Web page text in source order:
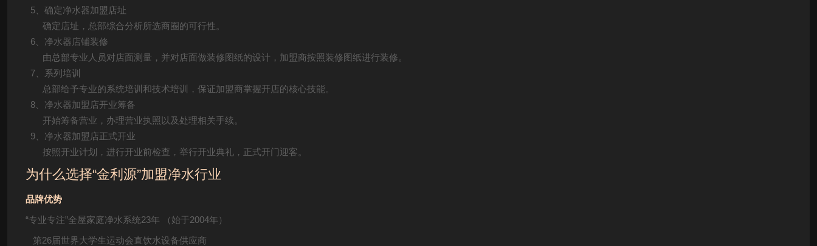
5、确定净水器加盟店址
确定店址，总部综合分析所选商圈的可行性。
6、净水器店铺装修
由总部专业人员对店面测量，并对店面做装修图纸的设计，加盟商按照装修图纸进行装修。
7、系列培训
总部给予专业的系统培训和技术培训，保证加盟商掌握开店的核心技能。
8、净水器加盟店开业筹备
开始筹备营业，办理营业执照以及处理相关手续。
9、净水器加盟店正式开业
按照开业计划，进行开业前检查，举行开业典礼，正式开门迎客。
为什么选择“金利源”加盟净水行业
品牌优势
“专业专注”全屋家庭净水系统23年 （始于2004年）
第26届世界大学生运动会直饮水设备供应商